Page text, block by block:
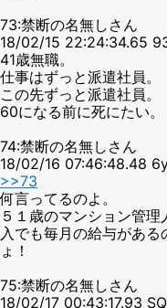
73:禁断の名無しさん
18/02/15 22:24:34.65
41歳無職。
仕事はずっと派遣社員。
この先ずっと派遣社員。
60になる前に死にたい。
74:禁断の名無しさん
18/02/16 07:46:48.48
>>73
何言ってるのよ。
５１歳のマンション管
入でも毎月の給与があ
ょ！
75:禁断の名無しさん
18/02/17 00:43:17.93